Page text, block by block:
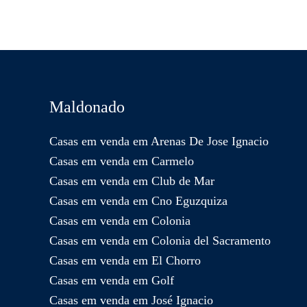
Maldonado
Casas em venda em Arenas De Jose Ignacio
Casas em venda em Carmelo
Casas em venda em Club de Mar
Casas em venda em Cno Eguzquiza
Casas em venda em Colonia
Casas em venda em Colonia del Sacramento
Casas em venda em El Chorro
Casas em venda em Golf
Casas em venda em José Ignacio